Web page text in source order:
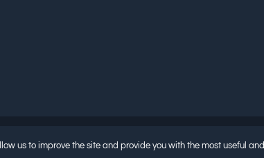
us to improve the site and provide you with the most useful and